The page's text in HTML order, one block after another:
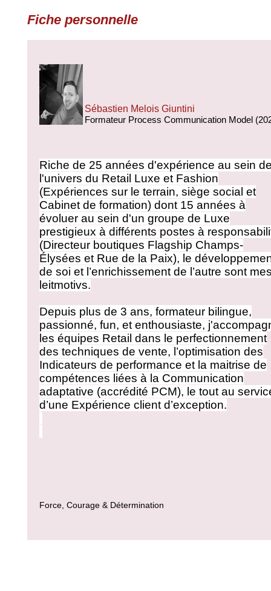
Fiche personnelle
Sébastien Melois Giuntini
Formateur Process Communication Model
Riche de 25 années d'expérience au sein
l'univers du Retail Luxe et Fashion
(Expériences sur le terrain, siège social et
Cabinet de formation) dont 15 années à
évoluer au sein d'un groupe de Luxe
prestigieux à différents postes à
(Directeur boutiques Flagship Champs-
Élysées et Rue de la Paix), le
de soi et l’enrichissement de l’autre sont
leitmotivs.
Depuis plus de 3 ans, formateur bilingue,
passionné, fun, et enthousiaste,
les équipes Retail dans le perfectionnement
des techniques de vente, l’optimisation des
Indicateurs de performance et la maitrise de
compétences liées à la Communication
adaptative (accrédité PCM), le tout au
d’une Expérience client d’exception.
Force, Courage & Détermination